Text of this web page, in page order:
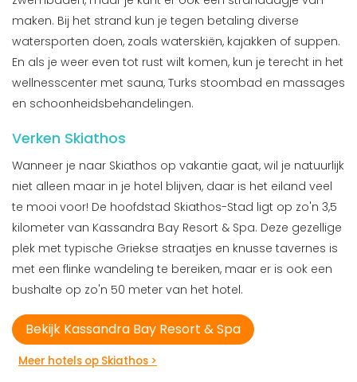
maken. Bij het strand kun je tegen betaling diverse
watersporten doen, zoals waterskiën, kajakken of suppen.
En als je weer even tot rust wilt komen, kun je terecht in het
wellnesscenter met sauna, Turks stoombad en massages
en schoonheidsbehandelingen.
Verken Skiathos
Wanneer je naar Skiathos op vakantie gaat, wil je natuurlijk
niet alleen maar in je hotel blijven, daar is het eiland veel
te mooi voor! De hoofdstad Skiathos-Stad ligt op zo'n 3,5
kilometer van Kassandra Bay Resort & Spa. Deze gezellige
plek met typische Griekse straatjes en knusse tavernes is
met een flinke wandeling te bereiken, maar er is ook een
bushalte op zo'n 50 meter van het hotel.
Bekijk Kassandra Bay Resort & Spa
Meer hotels op Skiathos >